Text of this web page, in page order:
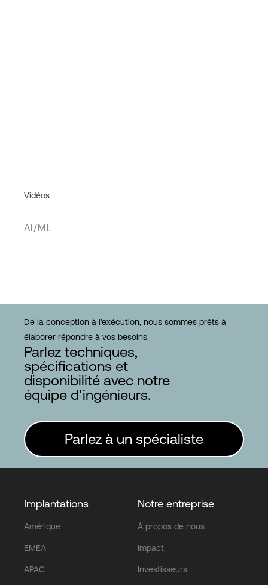
Vidéos
AI/ML
De la conception à l'exécution, nous sommes prêts à
élaborer répondre à vos besoins.
Parlez techniques,
spécifications et
disponibilité avec notre
équipe d'ingénieurs.
Parlez à un spécialiste
Implantations
Amérique
EMEA
APAC
Notre entreprise
À propos de nous
Impact
Investisseurs